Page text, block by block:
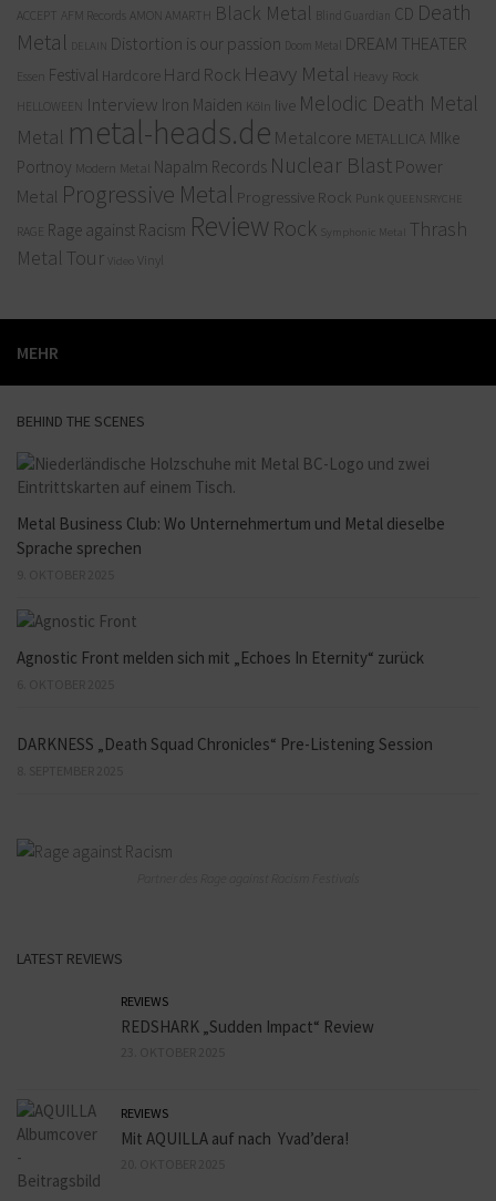
ACCEPT AFM Records AMON AMARTH Black Metal Blind Guardian CD Death
Metal
DELAIN Distortion is our passion Doom Metal DREAM THEATER
Essen Festival Hardcore Hard Rock Heavy Metal Heavy Rock
HELLOWEEN Interview Iron Maiden Köln live Melodic Death Metal
Metal metal-heads.de Metalcore METALLICA MIke
Portnoy Modern Metal Napalm Records Nuclear Blast Power
Metal Progressive Metal Progressive Rock Punk QUEENSRYCHE
RAGE Rage against Racism Review Rock Symphonic Metal
Thrash
Metal Tour Video Vinyl
MEHR
BEHIND THE SCENES
Metal Business Club: Wo Unternehmertum und Metal dieselbe
Sprache sprechen
Agnostic Front melden sich mit „Echoes In Eternity“ zurück
DARKNESS „Death Squad Chronicles“ Pre-Listening Session
LATEST REVIEWS
REVIEWS
REDSHARK „Sudden Impact“ Review
REVIEWS
Mit AQUILLA auf nach Yvad’dera!